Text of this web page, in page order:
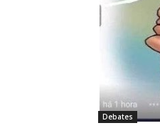
Debates